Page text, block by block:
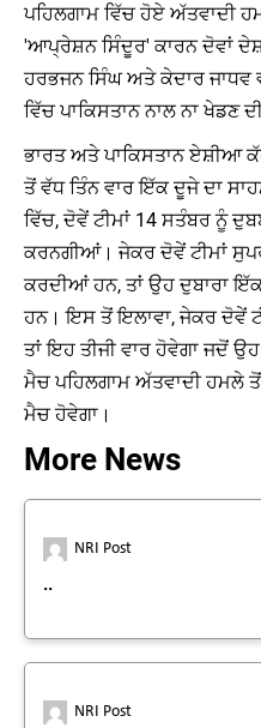
ਪਹਿਲਗਾਮ ਵਿੱਚ ਹੋਏ ਅੱਤਵਾਦੀ
'ਆਪ੍ਰੇਸ਼ਨ ਸਿੰਦੂਰ' ਕਾਰਨ ਦੋਵਾਂ
ਹਰਭਜਨ ਸਿੰਘ ਅਤੇ ਕੇਦਾਰ
ਵਿੱਚ ਪਾਕਿਸਤਾਨ ਨਾਲ ਨਾ ਖੇਡਣ
ਭਾਰਤ ਅਤੇ ਪਾਕਿਸਤਾਨ ਏਸ਼ੀਆ
ਤੋਂ ਵੱਧ ਤਿੰਨ ਵਾਰ ਇੱਕ ਦੂਜੇ ਦਾ
ਵਿੱਚ, ਦੋਵੇਂ ਟੀਮਾਂ 14 ਸਤੰਬਰ ਨੂੰ
ਕਰਨਗੀਆਂ। ਜੇਕਰ ਦੋਵੇਂ ਟੀਮਾਂ
ਕਰਦੀਆਂ ਹਨ, ਤਾਂ ਉਹ ਦੁਬਾਰਾ
ਹਨ। ਇਸ ਤੋਂ ਇਲਾਵਾ, ਜੇਕਰ ਦੋਵੇਂ
ਤਾਂ ਇਹ ਤੀਜੀ ਵਾਰ ਹੋਵੇਗਾ ਜਦੋਂ
ਮੈਚ ਪਹਿਲਗਾਮ ਅੱਤਵਾਦੀ ਹਮਲੇ ਤੋਂ
ਮੈਚ ਹੋਵੇਗਾ।
More News
NRI Post
..
NRI Post